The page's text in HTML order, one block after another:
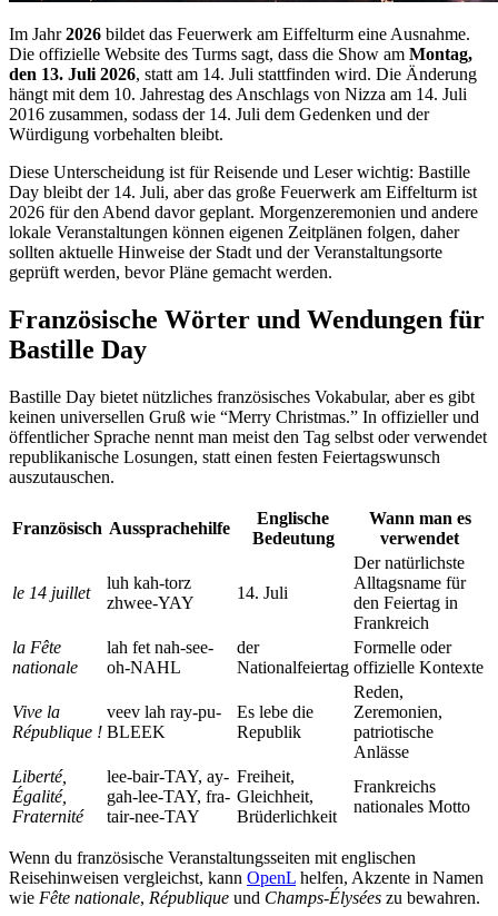
Im Jahr2026 bildet das Feuerwerk am Eiffelturm eine Ausnahme.
Die offizielle Website des Turms sagt, dass die Show am Montag,
den 13. Juli 2026, statt am 14. Juli stattfinden wird. Die Änderung
hängt mit dem 10. Jahrestag des Anschlags von Nizza am 14. Juli
2016 zusammen, sodass der 14. Juli dem Gedenken und der
Würdigung vorbehalten bleibt.
Diese Unterscheidung ist für Reisende und Leser wichtig: Bastille
Day bleibt der 14. Juli, aber das große Feuerwerk am Eiffelturm ist
2026 für den Abend davor geplant. Morgenzeremonien und andere
lokale Veranstaltungen können eigenen Zeitplänen folgen, daher
sollten aktuelle Hinweise der Stadt und der Veranstaltungsorte
geprüft werden, bevor Pläne gemacht werden.
Französische Wörter und Wendungen für
Bastille Day
Bastille Day bietet nützliches französisches Vokabular, aber es gibt
keinen universellen Gruß wie “Merry Christmas.” In offizieller und
öffentlicher Sprache nennt man meist den Tag selbst oder verwendet
republikanische Losungen, statt einen festen Feiertagswunsch
auszutauschen.
Französisch Aussprachehilfe
Englische
Bedeutung
Wann man es
verwendet
le 14 juillet
luh kah-torz
zhwee-YAY
14. Juli
Der natürlichste
Alltagsname für
den Feiertag in
Frankreich
la Fête
nationale
lah fet nah-see-
oh-NAHL
der
Nationalfeiertag
Formelle oder
offizielle Kontexte
Vive la
République !
veev lah ray-pu-
BLEEK
Es lebe die
Republik
Reden,
Zeremonien,
patriotische
Anlässe
Liberté,
Égalité,
Fraternité
lee-bair-TAY, ay-
gah-lee-TAY, fra-
tair-nee-TAY
Freiheit,
Gleichheit,
Brüderlichkeit
Frankreichs
nationales Motto
Wenn du französische Veranstaltungsseiten mit englischen
Reisehinweisen vergleichst, kann OpenL helfen, Akzente in Namen
wie Fête nationale, République und Champs-Élysées zu bewahren.